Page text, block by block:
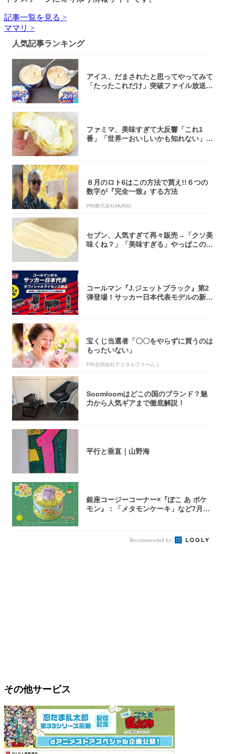
記事一覧を見る >
ママリ >
人気記事ランキング
アイス、だまされたと思ってやってみて
「たったこれだけ」突破ファイル放送で
ファミマ、美味すぎて大反響「これ1
番」「世界一おいしいかも知れない」
８月のロト6はこの方法で買え!!６つの
数字が『完全一致』する方法
PR(株式会社MURA)
セブン、人気すぎて再々販売→「クソ美
味くね？」「美味すぎる」やっぱこのク
コールマン『J.ジェットブラック』第2
弾登場！サッカー日本代表モデルの新作
宝くじ当選者「〇〇をやらずに買うのは
もったいない」
PR(合同会社デジタルファーム )
Soomloomはどこの国のブランド？魅
力から人気ギアまで徹底解説！
平行と垂直｜山野海
銀座コージーコーナー×『ぽこ あ ポケ
モン』：「メタモンケーキ」など7月31
Recommended by
その他サービス